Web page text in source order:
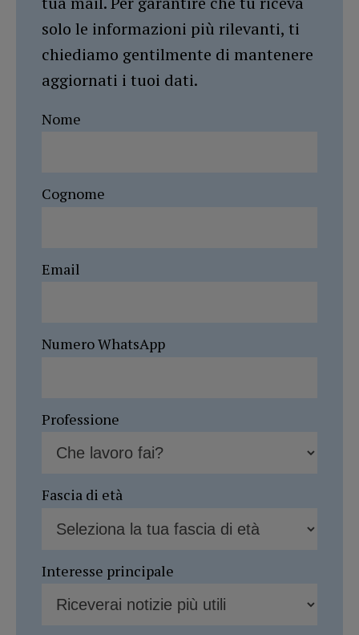
solo le informazioni più rilevanti, ti
chiediamo gentilmente di mantenere
aggiornati i tuoi dati.
Nome
Cognome
Email
Numero WhatsApp
Professione
Fascia di età
Interesse principale